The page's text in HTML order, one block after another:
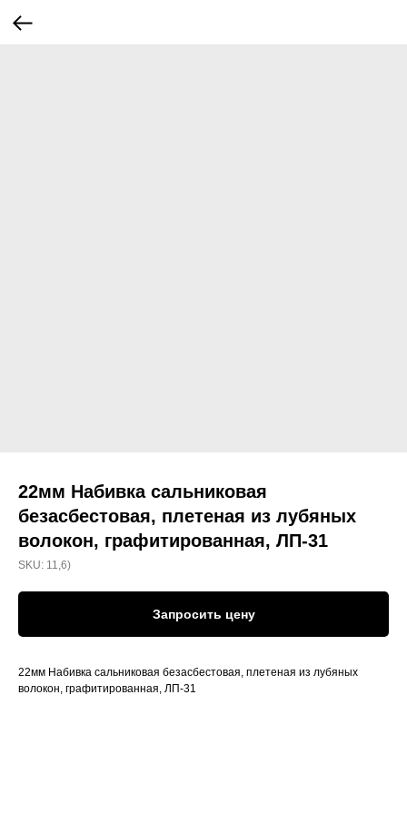
22мм Набивка сальниковая
безасбестовая, плетеная из лубяных
волокон, графитированная, ЛП-31
SKU: 11,6)
Запросить цену
22мм Набивка сальниковая безасбестовая, плетеная из лубяных
волокон, графитированная, ЛП-31